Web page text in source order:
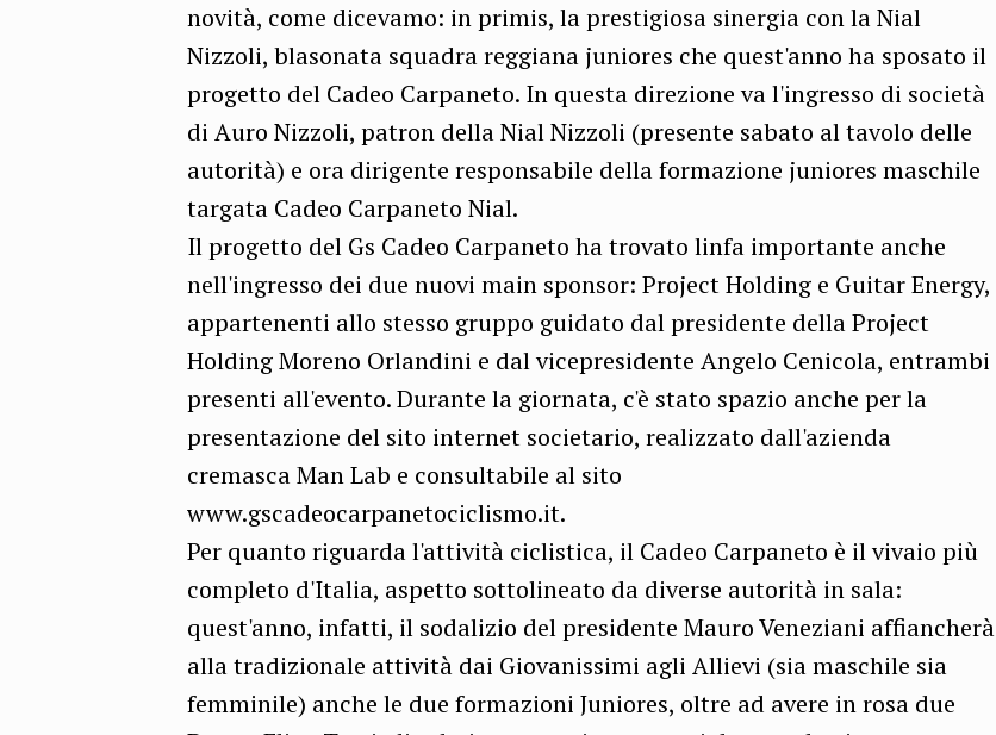
novità, come dicevamo: in primis, la prestigiosa sinergia con la Nial
Nizzoli, blasonata squadra reggiana juniores che quest'anno ha sposato il
progetto del Cadeo Carpaneto. In questa direzione va l'ingresso di società
di Auro Nizzoli, patron della Nial Nizzoli (presente sabato al tavolo delle
autorità) e ora dirigente responsabile della formazione juniores maschile
targata Cadeo Carpaneto Nial.
Il progetto del Gs Cadeo Carpaneto ha trovato linfa importante anche
nell'ingresso dei due nuovi main sponsor: Project Holding e Guitar Energy,
appartenenti allo stesso gruppo guidato dal presidente della Project
Holding Moreno Orlandini e dal vicepresidente Angelo Cenicola, entrambi
presenti all'evento. Durante la giornata, c'è stato spazio anche per la
presentazione del sito internet societario, realizzato dall'azienda
cremasca Man Lab e consultabile al sito
www.gscadeocarpanetociclismo.it.
Per quanto riguarda l'attività ciclistica, il Cadeo Carpaneto è il vivaio più
completo d'Italia, aspetto sottolineato da diverse autorità in sala:
quest'anno, infatti, il sodalizio del presidente Mauro Veneziani affiancherà
alla tradizionale attività dai Giovanissimi agli Allievi (sia maschile sia
femminile) anche le due formazioni Juniores, oltre ad avere in rosa due